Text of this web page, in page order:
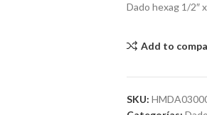
Dado hexag 1/2″
Add to
SKU: